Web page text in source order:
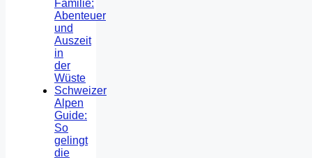
Familie:
Abenteuer
und
Auszeit
in
der
Wüste
Schweizer
Alpen
Guide:
So
gelingt
die